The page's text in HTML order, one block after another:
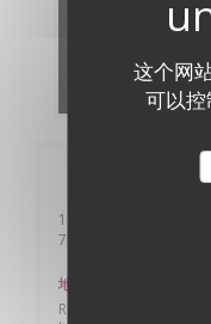
这个网
可以控
141 rue saint Martin
75004 Paris
((在新窗口
地铁
Rambuteau ligne 11,